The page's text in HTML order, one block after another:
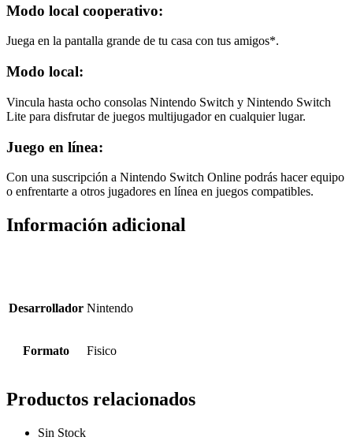
Modo local cooperativo:
Juega en la pantalla grande de tu casa con tus amigos*.
Modo local:
Vincula hasta ocho consolas Nintendo Switch y Nintendo Switch
Lite para disfrutar de juegos multijugador en cualquier lugar.
Juego en línea:
Con una suscripción a Nintendo Switch Online podrás hacer equipo
o enfrentarte a otros jugadores en línea en juegos compatibles.
Información adicional
Desarrollador Nintendo
Formato Fisico
Productos relacionados
Sin Stock